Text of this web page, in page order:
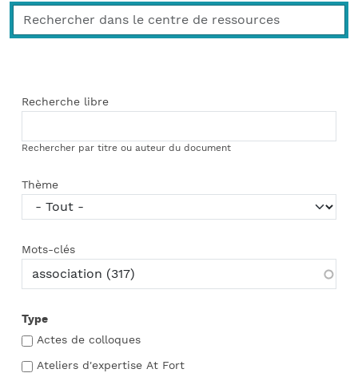
Recherche libre
Rechercher par titre ou auteur du document
Thème
Mots-clés
Type
Actes de colloques
Ateliers d'expertise At Fort